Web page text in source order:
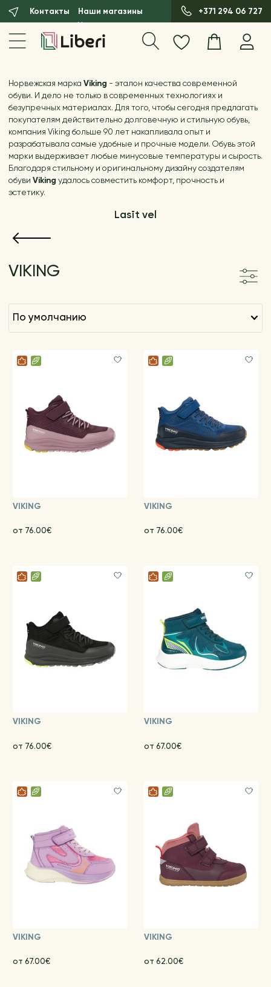
Контакты Наши магазины +371 294 06 727
Норвежская марка Viking - эталон качества современной
обуви. И дело не только в современных технологиях и
безупречных материалах. Для того, чтобы сегодня предлагать
покупателям действительно долговечную и стильную обувь,
компания Viking больше 90 лет накапливала опыт и
разрабатывала самые удобные и прочные модели. Обувь этой
марки выдерживает любые минусовые температуры и сырость.
Благодаря стильному и оригинальному дизайну создателям
обуви Viking удалось совместить комфорт, прочность и
эстетику.
Lasīt vel
VIKING
по умолчанию
VIKING
от 76.00€
VIKING
от 76.00€
VIKING
от 76.00€
VIKING
от 67.00€
VIKING
от 67.00€
VIKING
от 62.00€